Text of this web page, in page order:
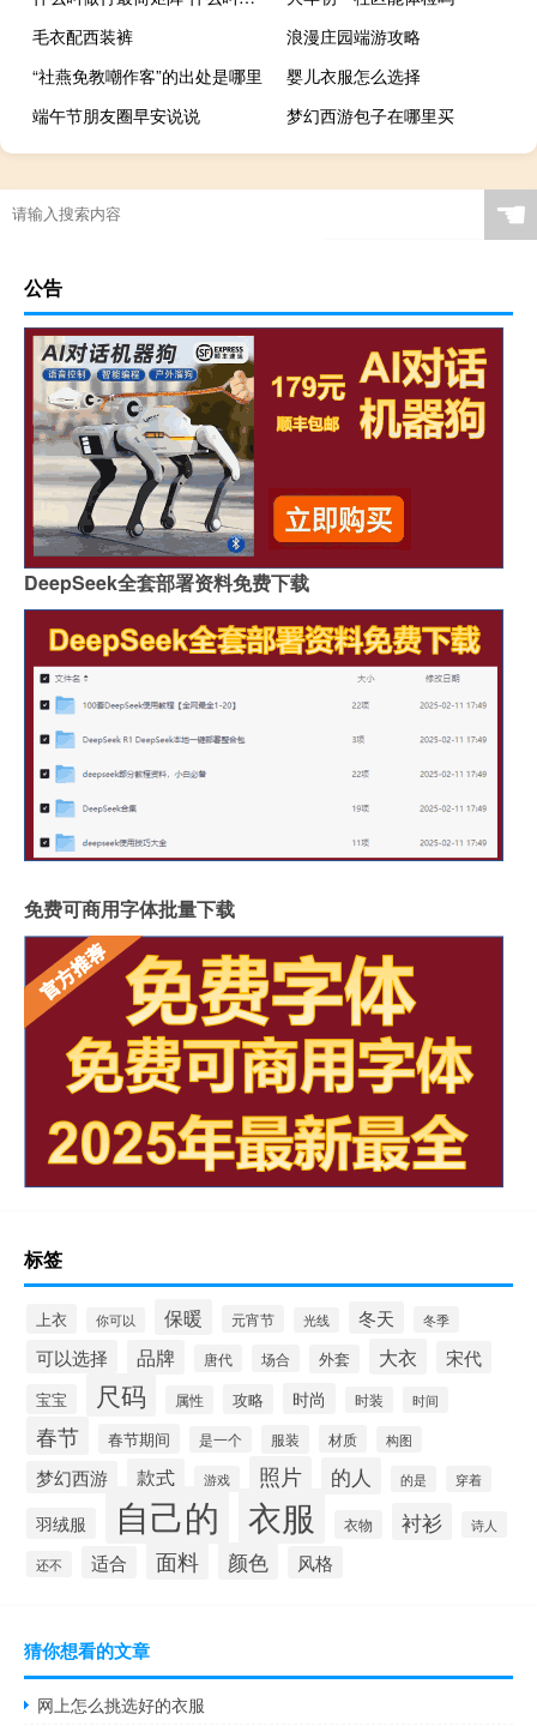
毛衣配西装裤
浪漫庄园端游攻略
“社燕免教嘲作客”的出处是哪里
婴儿衣服怎么选择
端午节朋友圈早安说说
梦幻西游包子在哪里买
☚
公告
DeepSeek全套部署资料免费下载
免费可商用字体批量下载
标签
上衣 你可以 保暖 元宵节 光线 冬天 冬季
可以选择 品牌 唐代 场合 外套 大衣 宋代
宝宝 尺码 属性 攻略 时尚 时装 时间
春节 春节期间 是一个 服装 材质 构图
梦幻西游 款式 游戏 照片 的人 的是 穿着
羽绒服 自己的 衣服 衣物 衬衫 诗人
还不 适合 面料 颜色 风格
猜你想看的文章
网上怎么挑选好的衣服